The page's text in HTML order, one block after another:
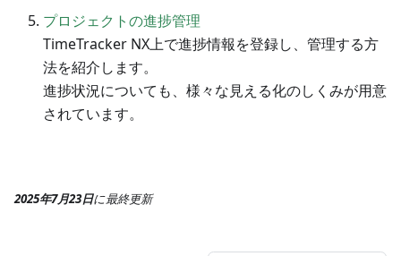
プロジェクトの進捗管理
TimeTracker NX上で進捗情報を登録し、管理する方
法を紹介します。
進捗状況についても、様々な見える化のしくみが用意
されています。
2025年7月23日に最終更新